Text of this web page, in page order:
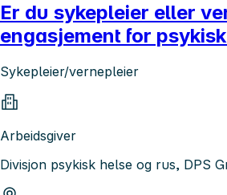
Er du sykepleier eller
engasjement for
Sykepleier/vernepleier
Arbeidsgiver
Divisjon psykisk helse og rus, DPS